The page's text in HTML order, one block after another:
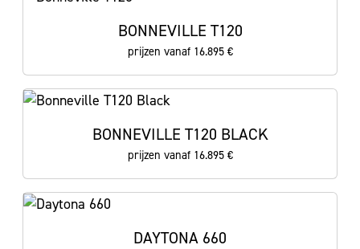
BONNEVILLE T120
prijzen vanaf 16.895 €
BONNEVILLE T120 BLACK
prijzen vanaf 16.895 €
DAYTONA 660